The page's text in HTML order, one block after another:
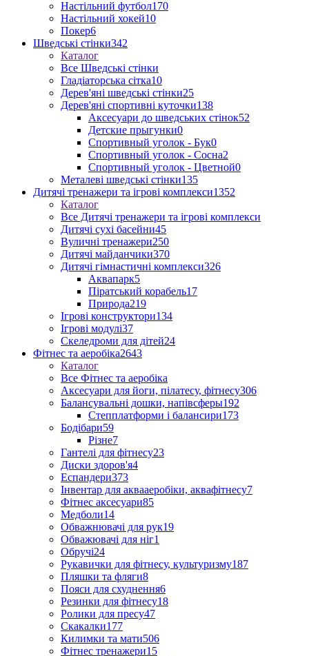
Настільний футбол170
Настільний хокей10
Покер6
Шведські стінки342
Каталог
Все Шведські стінки
Гладіаторська сітка10
Дерев'яні шведські стінки25
Дерев'яні спортивні куточки138
Аксесуари до шведських стінок52
Детские прыгунки0
Спортивный уголок - Бук0
Спортивный уголок - Сосна2
Спортивный уголок - Цветной0
Металеві шведські стінки135
Дитячі тренажери та ігрові комплекси1352
Каталог
Все Дитячі тренажери та ігрові комплекси
Дитячі сухі басейни45
Вуличні тренажери250
Дитячі майданчики370
Дитячі гімнастичні комплекси326
Аквапарк5
Піратський корабель17
Природа219
Ігрові конструктори134
Ігрові модулі37
Скеледроми для дітей24
Фітнес та аеробіка2643
Каталог
Все Фітнес та аеробіка
Аксесуари для йоги, пілатесу, фітнесу306
Балансувальні дошки, напівсферы192
Степплатформи і балансири173
Бодібари59
Різне7
Гантелі для фітнесу23
Диски здоров'я4
Еспандери373
Інвентар для аквааеробіки, аквафітнесу7
Фітнес аксесуари85
Медболи14
Обважнювачі для рук19
Обважювачі для ніг1
Обручі24
Рукавички для фітнесу, культуризму187
Пляшки та фляги8
Пояси для схуднення6
Резинки для фітнесу18
Ролики для пресу47
Скакалки177
Килимки та мати506
Фітнес тренажери15